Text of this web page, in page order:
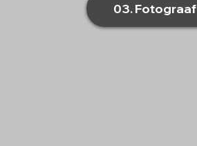
03. Fotograaf